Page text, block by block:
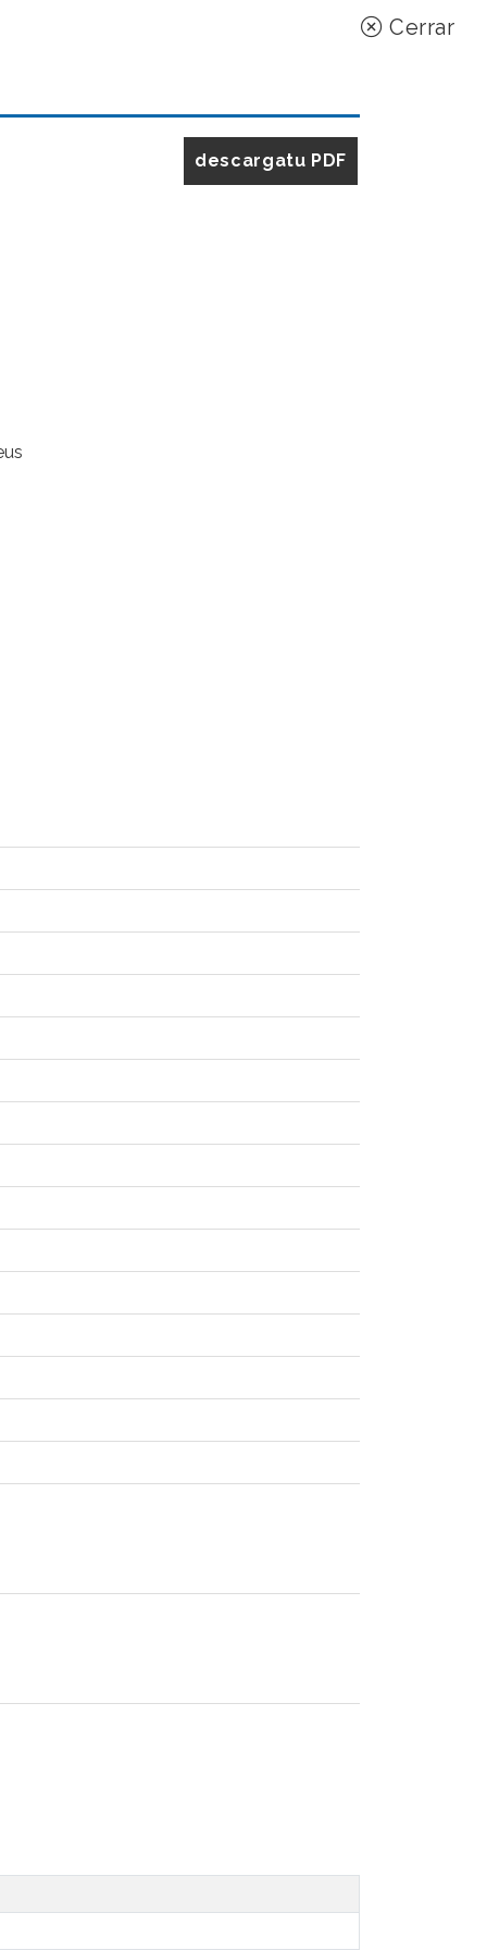
Cerrar
descargatu PDF